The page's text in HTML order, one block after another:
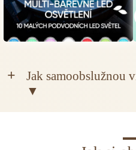
Jak samoobslužnou
▼